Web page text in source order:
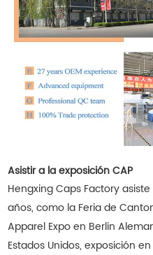
Asistir a la exposición CAP
Hengxing Caps Factory
años, como la Feria de
Apparel Expo en Berlin
Estados Unidos, exposición